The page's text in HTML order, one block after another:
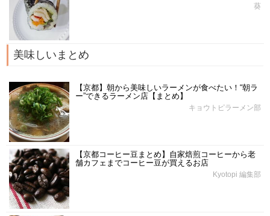
葵
美味しいまとめ
【京都】朝から美味しいラーメンが食べたい！“朝ラ
ー”できるラーメン店【まとめ】
キョウトピラーメン部
【京都コーヒー豆まとめ】自家焙煎コーヒーから老
舗カフェまでコーヒー豆が買えるお店
Kyotopi 編集部